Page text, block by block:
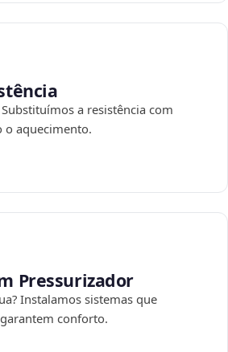
a resistência com
o aquecimento.
Pressurizador
Instalamos sistemas que
conforto.